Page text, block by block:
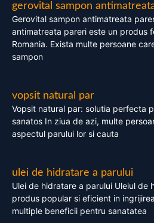
gerovital sampon
Gerovital sampon antimatreata
antimatreata pareri este un produs
Romania. Exista multe persoane
sampon
vopsit natural par
Vopsit natural par: solutia perfecta
sanatos In ziua de azi, multe
aspectul parului lor si cauta
ulei de hidratare a parului
Ulei de hidratare a parului Uleiul de
produs popular si eficient in
multiple beneficii pentru sanatatea